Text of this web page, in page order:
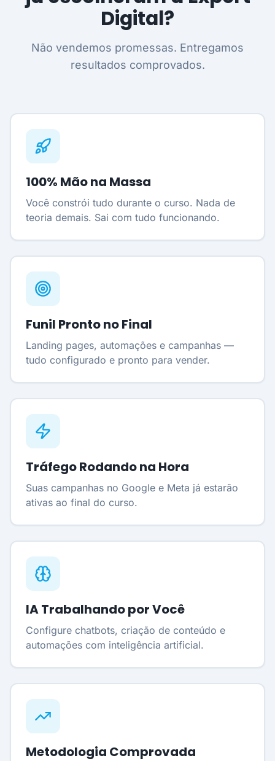
Digital?
Não vendemos promessas. Entregamos
resultados comprovados.
100% Mão na Massa
Você constrói tudo durante o curso. Nada de
teoria demais. Sai com tudo funcionando.
Funil Pronto no Final
Landing pages, automações e campanhas —
tudo configurado e pronto para vender.
Tráfego Rodando na Hora
Suas campanhas no Google e Meta já estarão
ativas ao final do curso.
IA Trabalhando por Você
Configure chatbots, criação de conteúdo e
automações com inteligência artificial.
Metodologia Comprovada